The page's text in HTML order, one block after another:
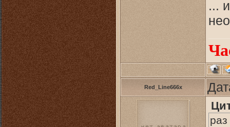
...
Red_Line666x